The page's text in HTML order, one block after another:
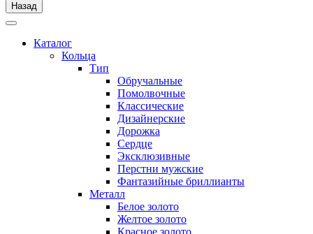
Назад
Каталог
Кольца
Тип
Обручальные
Помолвочные
Классические
Дизайнерские
Дорожка
Сердце
Эксклюзивные
Перстни мужские
Фантазийные бриллианты
Металл
Белое золото
Желтое золото
Красное золото